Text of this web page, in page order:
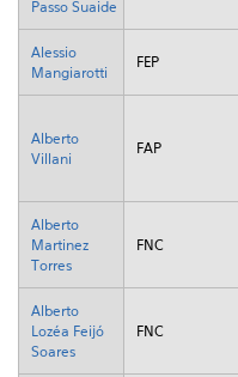
Passo Suaide
Alessio
Mangiarotti
FEP
Alberto
Villani
FAP
Alberto
Martinez
Torres
FNC
Alberto
Lozéa Feijó
Soares
FNC